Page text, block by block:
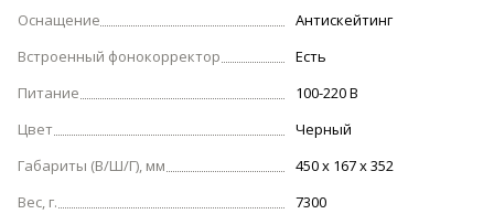
Оснащение
Антискейтинг
Встроенный фонокорректор
Есть
Питание
100-220 В
Цвет
Черный
Габариты (В/Ш/Г), мм
450 х 167 х 352
Вес, г.
7300